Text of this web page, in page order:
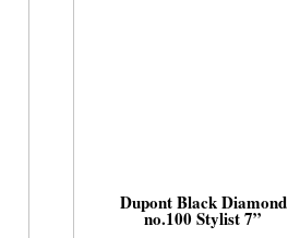
Dupont Black Diamond
no.100 Stylist 7”